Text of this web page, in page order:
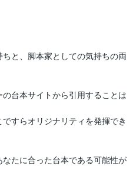
と、脚本家としての気持ちの両
台本サイトから引用することは
すらオリジナリティを発揮でき
たに合った台本である可能性が